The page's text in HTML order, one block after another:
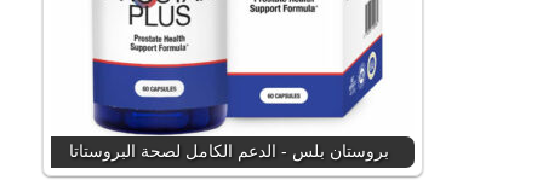
بروستان بلس - الدعم الكامل لصحة البروستاتا